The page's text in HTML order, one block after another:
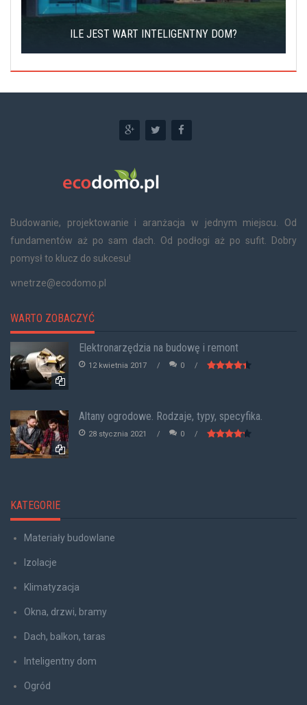
ILE JEST WART INTELIGENTNY DOM?
Budowanie, projektowanie i aranżacja w jednym miejscu. Od
fundamentów aż po sam dach. Od podłogi aż po sufit. Dobry
pomysł to klucz do sukcesu!
wnetrze@ecodomo.pl
WARTO ZOBACZYĆ
Elektronarzędzia na budowę i remont
12 kwietnia 2017 0
Altany ogrodowe. Rodzaje, typy, specyfika.
28 stycznia 2021 0
KATEGORIE
Materiały budowlane
Izolacje
Klimatyzacja
Okna, drzwi, bramy
Dach, balkon, taras
Inteligentny dom
Ogród